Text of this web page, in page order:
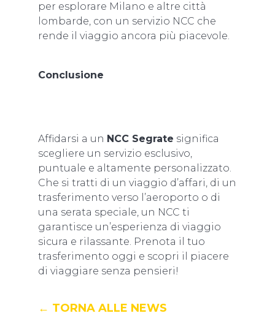
per esplorare Milano e altre città
lombarde, con un servizio NCC che
rende il viaggio ancora più piacevole.
Conclusione
Affidarsi a un NCC Segrate significa
scegliere un servizio esclusivo,
puntuale e altamente personalizzato.
Che si tratti di un viaggio d’affari, di un
trasferimento verso l’aeroporto o di
una serata speciale, un NCC ti
garantisce un’esperienza di viaggio
sicura e rilassante. Prenota il tuo
trasferimento oggi e scopri il piacere
di viaggiare senza pensieri!
← TORNA ALLE NEWS